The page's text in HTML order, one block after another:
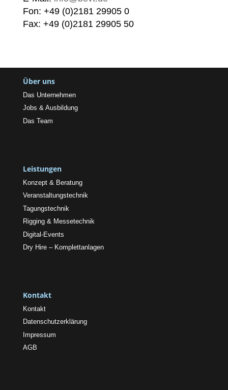
Fon: +49 (0)2181 29905 0
Fax: +49 (0)2181 29905 50
Über uns
Das Unternehmen
Jobs & Ausbildung
Das Team
Leistungen
Konzept & Beratung
Veranstaltungstechnik
Tagungstechnik
Rigging & Messetechnik
Digital-Events
Dry Hire – Komplettanlagen
Kontakt
Kontakt
Datenschutzerklärung
Impressum
AGB